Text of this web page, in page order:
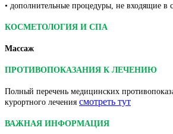
• дополнительные процедуры, не входящие в
КОСМЕТОЛОГИЯ И СПА
Массаж
ПРОТИВОПОКАЗАНИЯ К ЛЕЧЕНИЮ
Полный перечень медицинских
курортного лечения смотреть тут
ВАЖНАЯ ИНФОРМАЦИЯ